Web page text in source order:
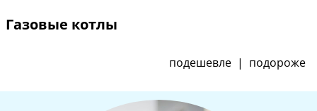
Газовые котлы
подешевле | подороже